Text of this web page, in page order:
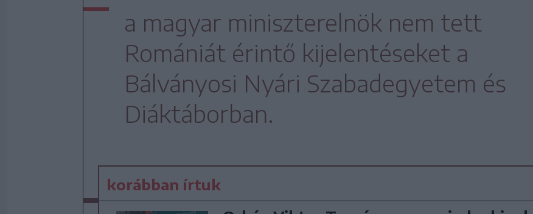
a magyar miniszterelnök nem tett
Romániát érintő kijelentéseket a
Bálványosi Nyári Szabadegyetem és
Diáktáborban.
korábban írtuk